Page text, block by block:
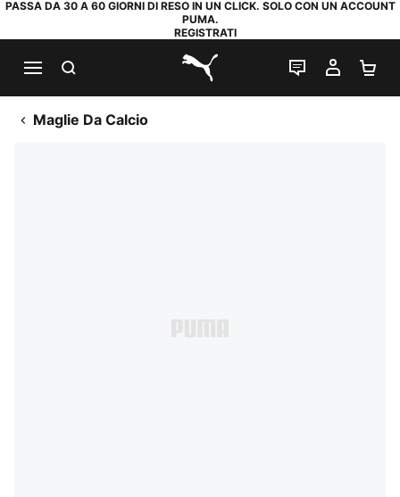
PASSA DA 30 A 60 GIORNI DI RESO IN UN CLICK. SOLO CON UN ACCOUNT
PUMA.
REGISTRATI
PUMA.com
CHAT IL MIO
Maglie Da Calcio